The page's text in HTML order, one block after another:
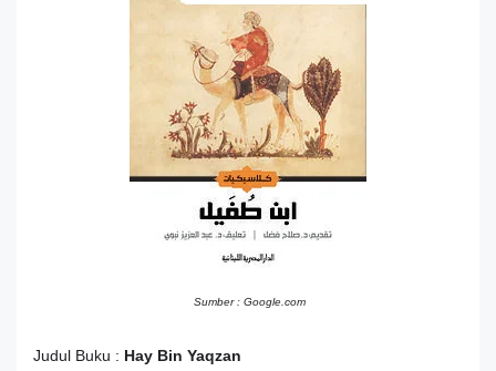
Sumber : Google.com
Judul Buku : Hay Bin Yaqzan